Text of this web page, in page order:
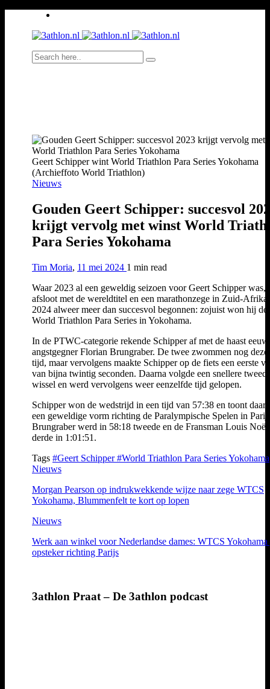
Geert Schipper wint World Triathlon Para Series Yokohama
(Archieffoto World Triathlon)
Nieuws
Gouden Geert Schipper: succesvol
krijgt vervolg met winst World
Para Series Yokohama
Tim Moria, 11 mei 2024 1 min read
Waar 2023 al een geweldig seizoen voor Geert Schipper was,
afsloot met de wereldtitel en een marathonzege in Zuid-
2024 alweer meer dan succesvol begonnen: zojuist won hij de
World Triathlon Para Series in Yokohama.
In de PTWC-categorie rekende Schipper af met de haast
angstgegner Florian Brungraber. De twee zwommen nog
tijd, maar vervolgens maakte Schipper op de fiets een eerste
van bijna twintig seconden. Daarna volgde een snellere
wissel en werd vervolgens weer eenzelfde tijd gelopen.
Schipper won de wedstrijd in een tijd van 57:38 en toont
een geweldige vorm richting de Paralympische Spelen in
Brungraber werd in 58:18 tweede en de Fransman Louis
derde in 1:01:51.
Tags #Geert Schipper#World Triathlon Para Series Yokohama
Nieuws
Morgan Pearson op indrukwekkende wijze naar zege WTCS
Yokohama, Blummenfelt te kort op lopen
Nieuws
Werk aan winkel voor Nederlandse dames: WTCS Yokohama
opsteker richting Parijs
3athlon Praat – De 3athlon podcast